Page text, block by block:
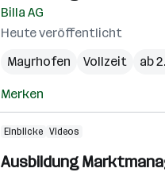
Billa AG
Heute veröffentlicht
Mayrhofen
Vollzeit ab
Merken
Einblicke Videos
Ausbildung